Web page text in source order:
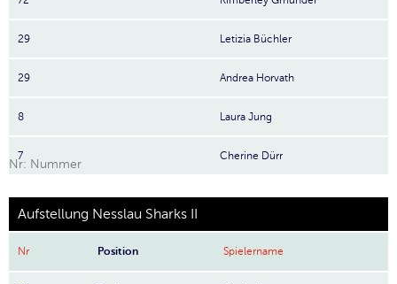
29 Letizia Büchler
29 Andrea Horvath
8 Laura Jung
7 Cherine Dürr
Nr: Nummer
Aufstellung Nesslau Sharks II
Nr Position Spielername